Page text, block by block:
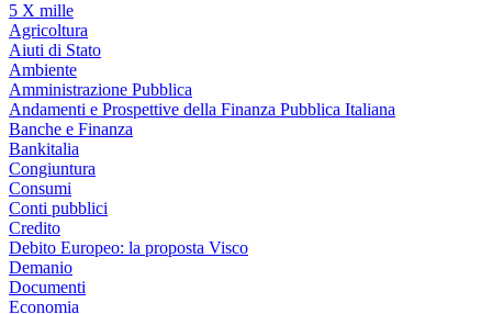
5 X mille
Agricoltura
Aiuti di Stato
Ambiente
Amministrazione Pubblica
Andamenti e Prospettive della Finanza Pubblica Italiana
Banche e Finanza
Bankitalia
Congiuntura
Consumi
Conti pubblici
Credito
Debito Europeo: la proposta Visco
Demanio
Documenti
Economia